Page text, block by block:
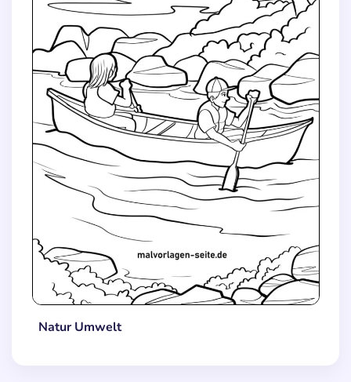
Natur Umwelt